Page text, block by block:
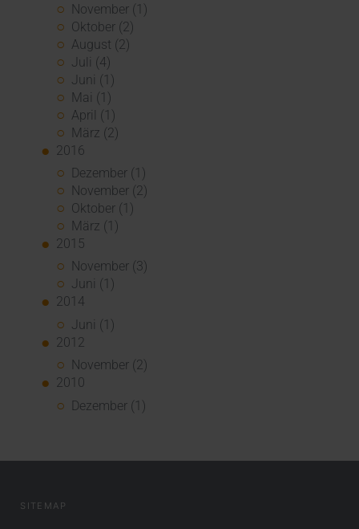
November (1)
Oktober (2)
August (2)
Juli (4)
Juni (1)
Mai (1)
April (1)
März (2)
2016
Dezember (1)
November (2)
Oktober (1)
März (1)
2015
November (3)
Juni (1)
2014
Juni (1)
2012
November (2)
2010
Dezember (1)
SITEMAP